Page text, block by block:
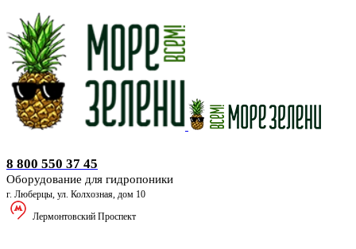
8 800 550 37 45
Оборудование для гидропоники
г. Люберцы, ул. Колхозная, дом 10
Лермонтовский Проспект